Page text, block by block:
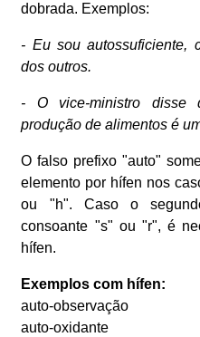
dobrada. Exemplos:
- Eu sou autossuficiente,
dos outros.
- O vice-ministro disse
produção de alimentos é
O falso prefixo "auto"
elemento por hífen nos
ou "h". Caso o
consoante "s" ou "r", é
hífen.
Exemplos com hífen:
auto-observação
auto-oxidante